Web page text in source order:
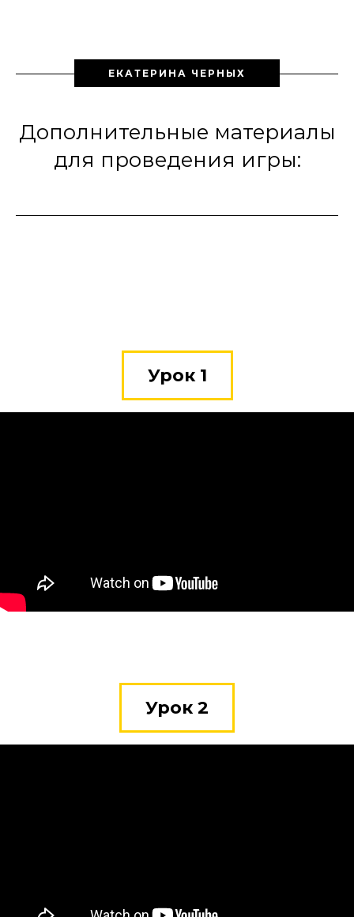
ЕКАТЕРИНА ЧЕРНЫХ
Дополнительные материалы
для проведения игры:
Урок 1
Урок 2